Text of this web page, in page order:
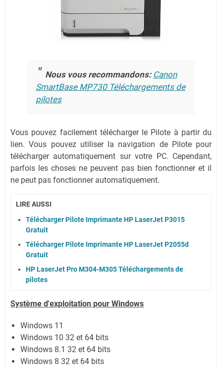
Nous vous recommandons: Canon
SmartBase MP730 Téléchargements de
pilotes
Vous pouvez facilement télécharger le Pilote à partir du
lien.Vous pouvez utiliser la navigation de Pilote pour
télécharger automatiquement sur votre PC. Cependant,
parfois les choses ne peuvent pas bien fonctionner et il
ne peut pas fonctionner automatiquement.
LIRE AUSSI
Télécharger Pilote Imprimante HP LaserJet P3015
Gratuit
Télécharger Pilote Imprimante HP LaserJet P2055d
Gratuit
HP LaserJet Pro M304-M305 Téléchargements de
pilotes
Système d'exploitation pour Windows
Windows 11
Windows 10 32 et 64 bits
Windows 8.1 32 et 64 bits
Windows 8 32 et 64 bits